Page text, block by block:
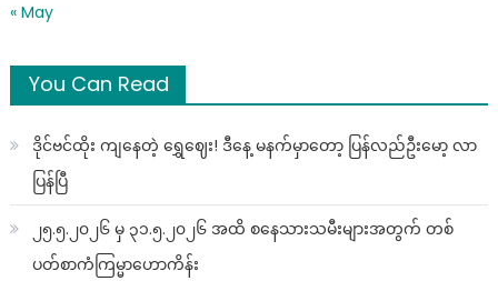
« May
You Can Read
ဒိုင်ဗင်ထိုး ကျနေတဲ့ ရွှေဈေး! ဒီနေ့ မနက်မှာတော့ ပြန်လည်ဦးမော့ လာ
ပြန်ပြီ
၂၅.၅.၂၀၂၆ မှ ၃၁.၅.၂၀၂၆ အထိ စနေသားသမီးများအတွက် တစ်
ပတ်စာကံကြမ္မာဟောကိန်း